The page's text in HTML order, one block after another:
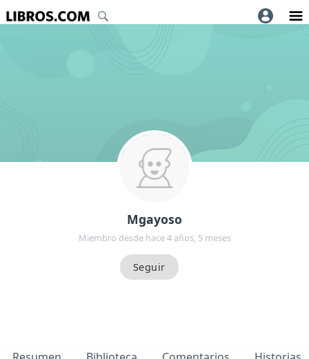
Mgayoso
Miembro desde hace 4 años, 5 meses